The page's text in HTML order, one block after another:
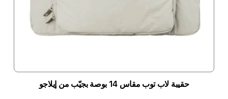
حقيبة لاب توب مقاس 14 بوصة بجيّب من إيلاجو